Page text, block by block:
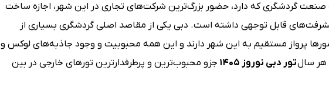
گردشگری که دارد، حضور بزرگ‌ترین شرکت‌های تجاری در این شهر، اجازه ساخت
قابل توجهی داشته است. دبی یکی از مقاصد اصلی گردشگری بسیاری از
پرواز مستقیم به این شهر دارند و این همه محبوبیت و وجود جاذبه‌های لوکس و
هر سالتور دبی نوروز ۱۴۰۵
جزو محبوب‌ترین و پرطرفدارترین تورهای خارجی در بین